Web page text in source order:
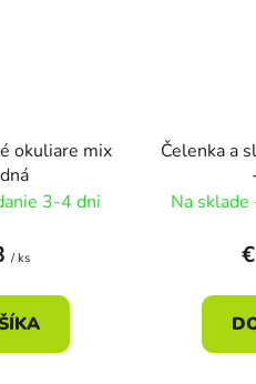
okuliare mix
3-4 dni
/ ks
Čelenka a
Na